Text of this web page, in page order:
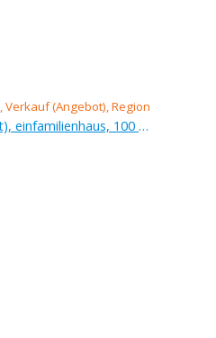
Verkauf (Angebot), einfamilienhaus, 100 m